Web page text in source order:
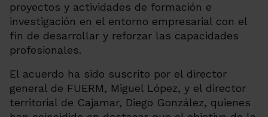
proyectos y actividades de formación e
investigación en el entorno empresarial con el
fin de desarrollar y reforzar las capacidades
profesionales.
El acuerdo ha sido suscrito por el director
general de FUERM, Miguel López, y el director
territorial de Cajamar, Diego González, quienes